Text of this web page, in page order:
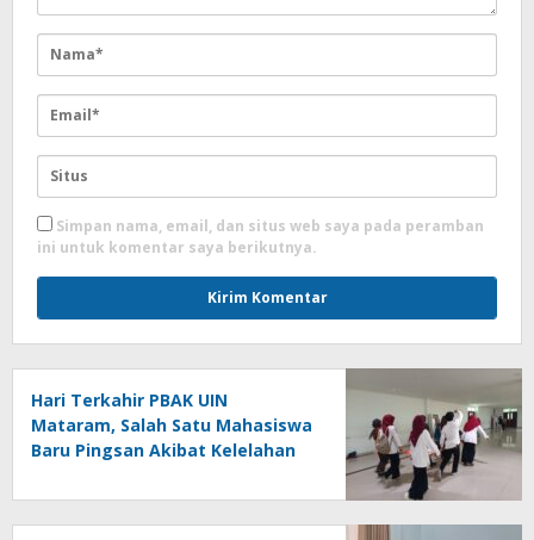
Simpan nama, email, dan situs web saya pada peramban
ini untuk komentar saya berikutnya.
Hari Terkahir PBAK UIN
Mataram, Salah Satu Mahasiswa
Baru Pingsan Akibat Kelelahan